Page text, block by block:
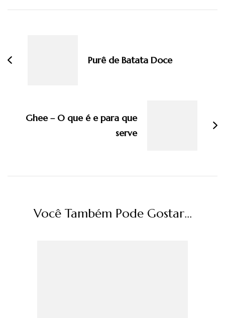
Purê de Batata Doce
Ghee – O que é e para que
serve
Você Também Pode Gostar...